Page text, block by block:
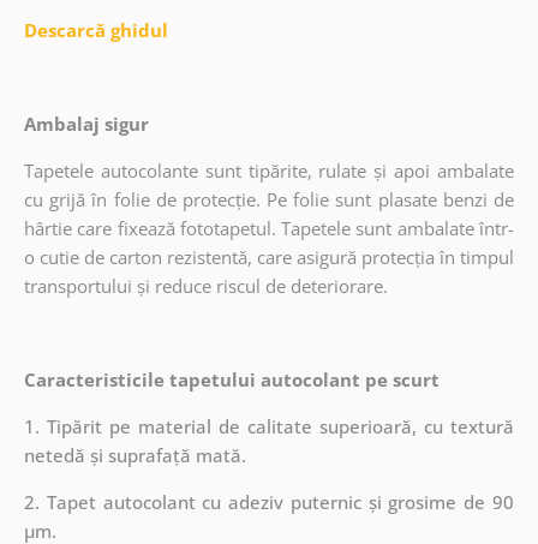
Descarcă ghidul
Ambalaj sigur
Tapetele autocolante sunt tipărite, rulate și apoi ambalate
cu grijă în folie de protecție. Pe folie sunt plasate benzi de
hârtie care fixează fototapetul. Tapetele sunt ambalate într-
o cutie de carton rezistentă, care asigură protecția în timpul
transportului și reduce riscul de deteriorare.
Caracteristicile tapetului autocolant pe scurt
1. Tipărit pe material de calitate superioară, cu textură
netedă și suprafață mată.
2. Tapet autocolant cu adeziv puternic și grosime de 90
µm.